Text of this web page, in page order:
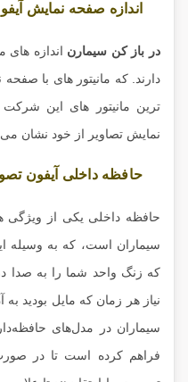
اندازه صفحه نمایش
در باز کن سیمارن اندازه
ترین مانیتور های این
نمایش تصاویر از خود نشان
حافظه داخلی آیفون
حافظه داخلی یکی از ویژگی
سیماران است، که به وسیله
که زنگ واحد شما را به صدا
نیاز هر زمان که مایل بودید
سیماران در مدل‌های
فراهم کرده است تا در صورت